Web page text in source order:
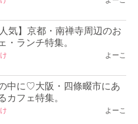
気】京都・南禅寺周辺のお
・ランチ特集。
よーこ
中に♡大阪・四條畷市にあ
カフェ特集。
よーこ